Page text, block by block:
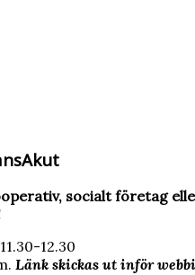
socialt företag
12.30
Länk skickas ut inför